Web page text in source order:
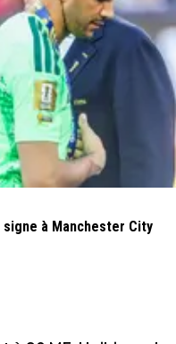
signe à Manchester City